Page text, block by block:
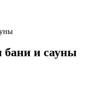
бани и сауны